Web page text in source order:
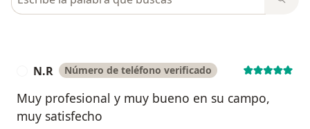
N.R Número de teléfono verificado
Muy profesional y muy bueno en su campo,
muy satisfecho